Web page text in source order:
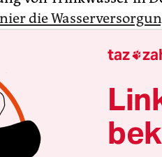
die
die Bürgerinnen
und ihre
gebracht“, erklärte
es meiner Ansicht
taz 